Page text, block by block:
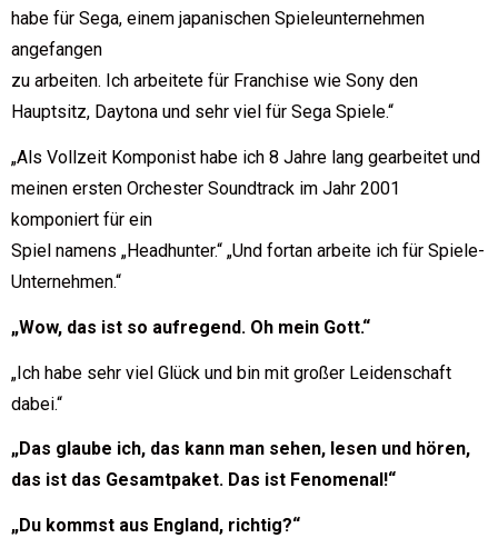
habe für Sega, einem japanischen Spieleunternehmen
angefangen
zu arbeiten. Ich arbeitete für Franchise wie Sony den
Hauptsitz, Daytona und sehr viel für Sega Spiele.“
„Als Vollzeit Komponist habe ich 8 Jahre lang gearbeitet und
meinen ersten Orchester Soundtrack im Jahr 2001
komponiert für ein
Spiel namens „Headhunter.“ „Und fortan arbeite ich für Spiele-
Unternehmen.“
„Wow, das ist so aufregend. Oh mein Gott.“
„Ich habe sehr viel Glück und bin mit großer Leidenschaft
dabei.“
„Das glaube ich, das kann man sehen, lesen und hören,
das ist das Gesamtpaket. Das ist Fenomenal!“
„Du kommst aus England, richtig?“